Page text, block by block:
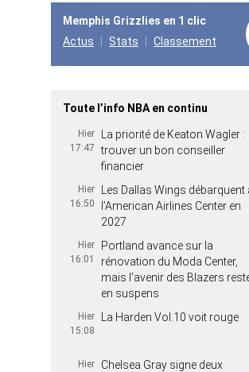
Memphis Grizzlies en 1 clic
Actus
Stats Classement
Toute l’info NBA en continu
Hier
17:47
La priorité de Keaton Wagler :
trouver un bon conseiller
financier
Hier
16:50
Les Dallas Wings débarquent
l’American Airlines Center en
2027
Hier
16:01
Portland avance sur la
rénovation du Moda Center,
mais l’avenir des Blazers
en suspens
Hier
15:08
La Harden Vol.10 voit rouge
Hier
Chelsea Gray signe deux